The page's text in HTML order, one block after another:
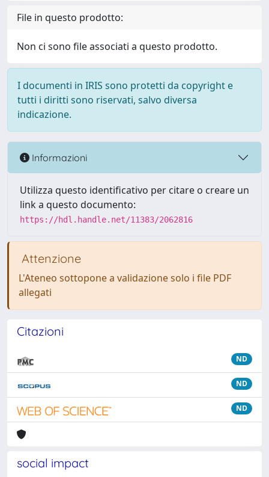
File in questo prodotto:
Non ci sono file associati a questo prodotto.
I documenti in IRIS sono protetti da copyright e
tutti i diritti sono riservati, salvo diversa
indicazione.
Informazioni
Utilizza questo identificativo per citare o creare un
link a questo documento:
https://hdl.handle.net/11383/2062816
Attenzione
L'Ateneo sottopone a validazione solo i file PDF
allegati
Citazioni
ND
ND
ND
social impact